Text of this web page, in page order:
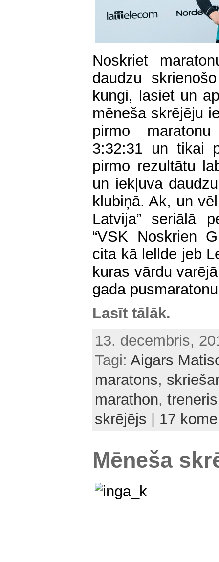
Noskriet
daudzu
kungi, lasiet un
mēneša skrējēju
pirmo
3:32:31 un tikai
pirmo rezultātu
un iekļuva
klubiņā. Ak, un
Latvija” seriālā
“VSK Noskrien
cita kā lellde jeb
kuras vārdu
gada
Lasīt tālāk.
13. decembris,
Tagi: Aigars
maratons,
marathon, treneris
skrējējs | 17
Mēneša